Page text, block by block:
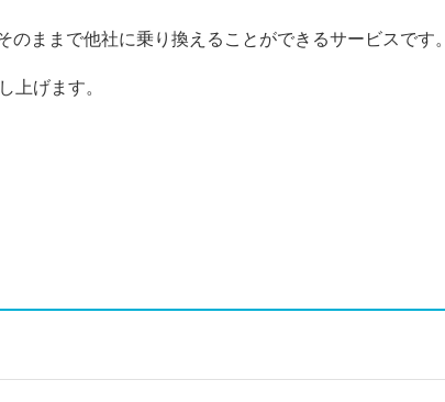
ままで他社に乗り換えることができるサービスです。
上げます。